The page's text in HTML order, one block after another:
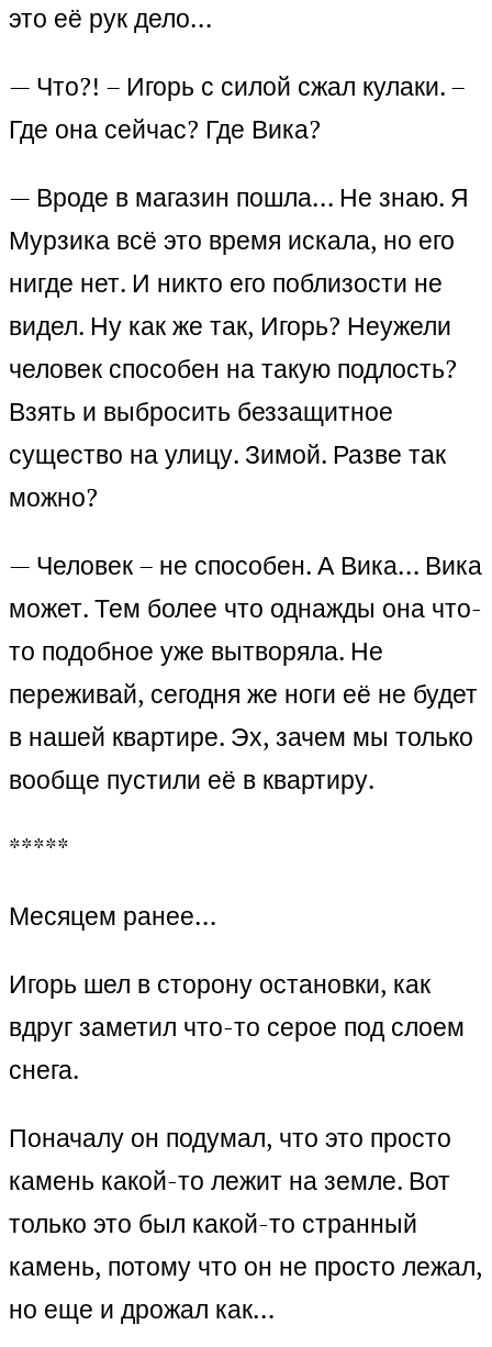
это её рук дело…
— Что?! – Игорь с силой сжал кулаки. –
Где она сейчас? Где Вика?
— Вроде в магазин пошла… Не знаю. Я
Мурзика всё это время искала, но его
нигде нет. И никто его поблизости не
видел. Ну как же так, Игорь? Неужели
человек способен на такую подлость?
Взять и выбросить беззащитное
существо на улицу. Зимой. Разве так
можно?
— Человек – не способен. А Вика… Вика
может. Тем более что однажды она что-
то подобное уже вытворяла. Не
переживай, сегодня же ноги её не будет
в нашей квартире. Эх, зачем мы только
вообще пустили её в квартиру.
*****
Месяцем ранее…
Игорь шел в сторону остановки, как
вдруг заметил что-то серое под слоем
снега.
Поначалу он подумал, что это просто
камень какой-то лежит на земле. Вот
только это был какой-то странный
камень, потому что он не просто лежал,
но еще и дрожал как…